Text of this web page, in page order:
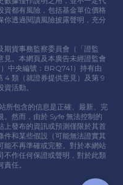
資都有風險，包括基⾦單位價格
你透過閱讀風險披露聲明，充分
期貨事務監察委員會（「證監
⾒。本網頁及本廣告未經證監會
中央編號：BRQ741）持有由
4 類（就證券提供意⾒）及第 9
活動。
所包含的信息是正確、最新、完
然⽽，由於 Syfe 無法控制的
上發布的資訊或預測僅限於其⾸
件和某些假設（可能無法證實其
能不再準確或完整。對於本網站
不作任何保證或聲明，對於此類
任。